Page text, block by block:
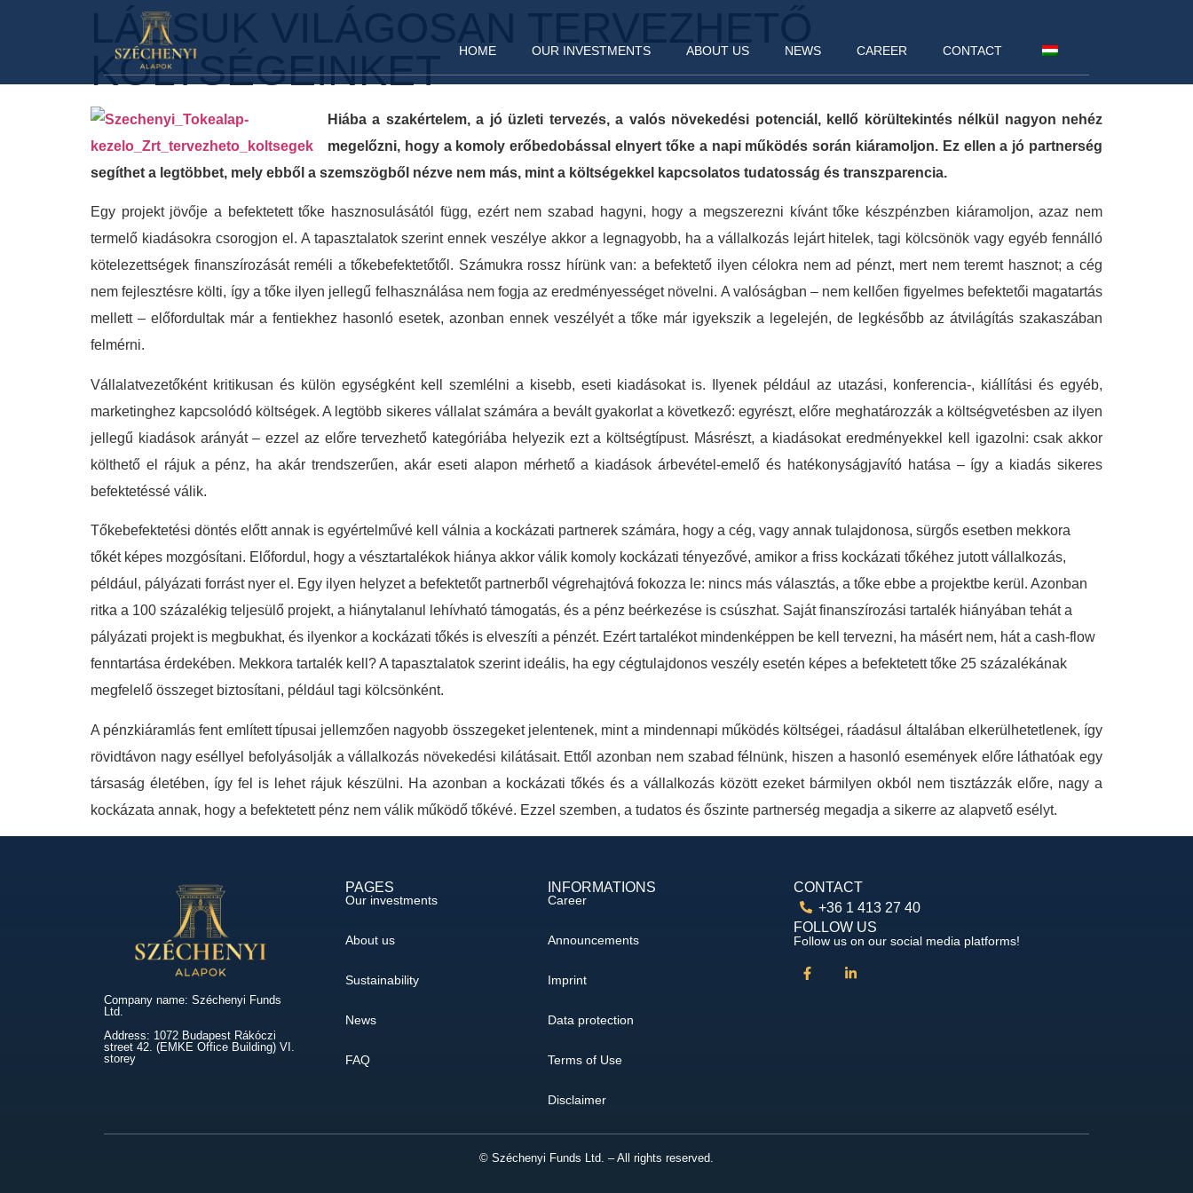
HOME OUR INVESTMENTS ABOUT US NEWS CAREER CONTACT
LÁSSUK VILÁGOSAN TERVEZHETŐ
KÖLTSÉGEINKET
Hiába a szakértelem, a jó üzleti tervezés, a valós növekedési potenciál, kellő körültekintés nélkül nagyon nehéz
megelőzni, hogy a komoly erőbedobással elnyert tőke a napi működés során kiáramoljon. Ez ellen a jó partnerség
segíthet a legtöbbet, mely ebből a szemszögből nézve nem más, mint a költségekkel kapcsolatos tudatosság és transzparencia.
Egy projekt jövője a befektetett tőke hasznosulásától függ, ezért nem szabad hagyni, hogy a megszerezni kívánt tőke készpénzben kiáramoljon, azaz nem
termelő kiadásokra csorogjon el. A tapasztalatok szerint ennek veszélye akkor a legnagyobb, ha a vállalkozás lejárt hitelek, tagi kölcsönök vagy egyéb fennálló
kötelezettségek finanszírozását reméli a tőkebefektetőtől. Számukra rossz hírünk van: a befektető ilyen célokra nem ad pénzt, mert nem teremt hasznot; a cég
nem fejlesztésre költi, így a tőke ilyen jellegű felhasználása nem fogja az eredményességet növelni. A valóságban – nem kellően figyelmes befektetői magatartás
mellett – előfordultak már a fentiekhez hasonló esetek, azonban ennek veszélyét a tőke már igyekszik a legelején, de legkésőbb az átvilágítás szakaszában
felmérni.
Vállalatvezetőként kritikusan és külön egységként kell szemlélni a kisebb, eseti kiadásokat is. Ilyenek például az utazási, konferencia-, kiállítási és egyéb,
marketinghez kapcsolódó költségek. A legtöbb sikeres vállalat számára a bevált gyakorlat a következő: egyrészt, előre meghatározzák a költségvetésben az ilyen
jellegű kiadások arányát – ezzel az előre tervezhető kategóriába helyezik ezt a költségtípust. Másrészt, a kiadásokat eredményekkel kell igazolni: csak akkor
költhető el rájuk a pénz, ha akár trendszerűen, akár eseti alapon mérhető a kiadások árbevétel-emelő és hatékonyságjavító hatása – így a kiadás sikeres
befektetéssé válik.
Tőkebefektetési döntés előtt annak is egyértelművé kell válnia a kockázati partnerek számára, hogy a cég, vagy annak tulajdonosa, sürgős esetben mekkora
tőkét képes mozgósítani. Előfordul, hogy a vésztartalékok hiánya akkor válik komoly kockázati tényezővé, amikor a friss kockázati tőkéhez jutott vállalkozás,
például, pályázati forrást nyer el. Egy ilyen helyzet a befektetőt partnerből végrehajtóvá fokozza le: nincs más választás, a tőke ebbe a projektbe kerül. Azonban
ritka a 100 százalékig teljesülő projekt, a hiánytalanul lehívható támogatás, és a pénz beérkezése is csúszhat. Saját finanszírozási tartalék hiányában tehát a
pályázati projekt is megbukhat, és ilyenkor a kockázati tőkés is elveszíti a pénzét. Ezért tartalékot mindenképpen be kell tervezni, ha másért nem, hát a cash-flow
fenntartása érdekében. Mekkora tartalék kell? A tapasztalatok szerint ideális, ha egy cégtulajdonos veszély esetén képes a befektetett tőke 25 százalékának
megfelelő összeget biztosítani, például tagi kölcsönként.
A pénzkiáramlás fent említett típusai jellemzően nagyobb összegeket jelentenek, mint a mindennapi működés költségei, ráadásul általában elkerülhetetlenek, így
rövidtávon nagy eséllyel befolyásolják a vállalkozás növekedési kilátásait. Ettől azonban nem szabad félnünk, hiszen a hasonló események előre láthatóak egy
társaság életében, így fel is lehet rájuk készülni. Ha azonban a kockázati tőkés és a vállalkozás között ezeket bármilyen okból nem tisztázzák előre, nagy a
kockázata annak, hogy a befektetett pénz nem válik működő tőkévé. Ezzel szemben, a tudatos és őszinte partnerség megadja a sikerre az alapvető esélyt.
Company name: Széchenyi Funds
Ltd.
Address: 1072 Budapest Rákóczi
street 42. (EMKE Office Building) VI.
storey
PAGES
Our investments
About us
Sustainability
News
FAQ
INFORMATIONS
Career
Announcements
Imprint
Data protection
Terms of Use
Disclaimer
CONTACT
+36 1 413 27 40
FOLLOW US
Follow us on our social media platforms!
© Széchenyi Funds Ltd. – All rights reserved.